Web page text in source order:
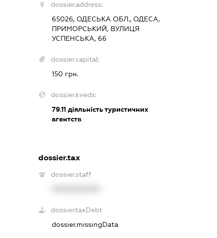
dossier.address:
65026, ОДЕСЬКА ОБЛ., ОДЕСА,
ПРИМОРСЬКИЙ, ВУЛИЦЯ
УСПЕНСЬКА, 66
dossier.capital:
150 грн.
dossier.kveds:
79.11 діяльність туристичних
агентств
dossier.tax
dossier.staff
dossier.taxDebt
dossier.missingData